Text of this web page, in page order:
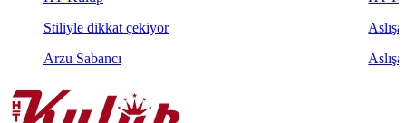
Stiliyle dikkat çekiyor
Arzu Sabancı